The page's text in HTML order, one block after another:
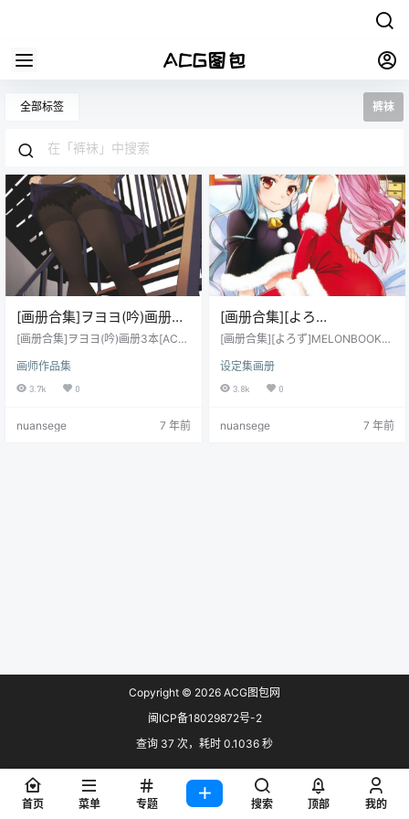
全部标签 裤袜
[画册合集]ヲヨヨ(吟)画册3
本[ACG图包网]
[画册合集]ヲヨヨ(吟)画册3本[ACG
画师作品集
3.7k 0
nuansege 7 年前
[画册合集][よろ
ず]MELONBOOKS 10册合集
[画册合集][よろず]MELONBOOKS
设定集画册
3.8k 0
nuansege 7 年前
Copyright © 2026 ACG图包网
闽ICP备18029872号-2
查询 37 次，耗时 0.1036 秒
首页 菜单 专题 搜索 顶部 我的